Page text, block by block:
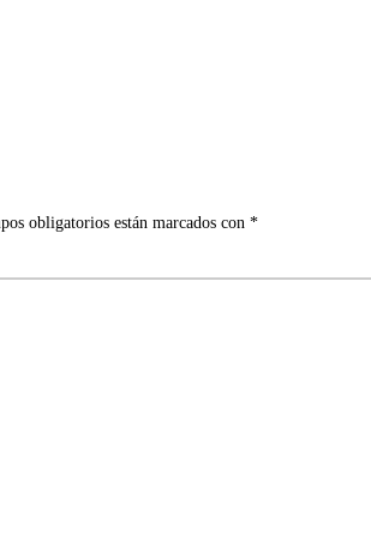
obligatorios están marcados con *